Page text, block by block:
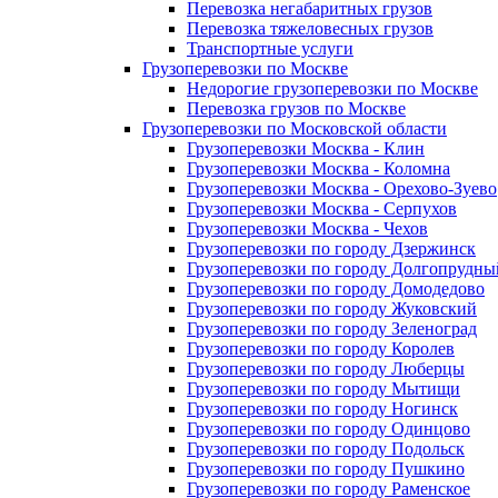
Перевозка негабаритных грузов
Перевозка тяжеловесных грузов
Транспортные услуги
Грузоперевозки по Москве
Недорогие грузоперевозки по Москве
Перевозка грузов по Москве
Грузоперевозки по Московской области
Грузоперевозки Москва - Клин
Грузоперевозки Москва - Коломна
Грузоперевозки Москва - Орехово-Зуево
Грузоперевозки Москва - Серпухов
Грузоперевозки Москва - Чехов
Грузоперевозки по городу Дзержинск
Грузоперевозки по городу
Грузоперевозки по городу Домодедово
Грузоперевозки по городу Жуковский
Грузоперевозки по городу Зеленоград
Грузоперевозки по городу Королев
Грузоперевозки по городу Люберцы
Грузоперевозки по городу Мытищи
Грузоперевозки по городу Ногинск
Грузоперевозки по городу Одинцово
Грузоперевозки по городу Подольск
Грузоперевозки по городу Пушкино
Грузоперевозки по городу Раменское